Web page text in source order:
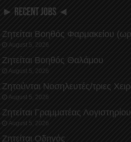
► RECENT JOBS ◄
Ζητείται Βοηθός Φαρμακείου
August 5, 2026
Ζητείται Βοηθός Θαλάμου
August 5, 2026
Ζητούνται Νοσηλευτές/τριες
August 5, 2026
Ζητείται Γραμματέας Λογιστηρίου
August 5, 2026
Ζητείται Οδηγός